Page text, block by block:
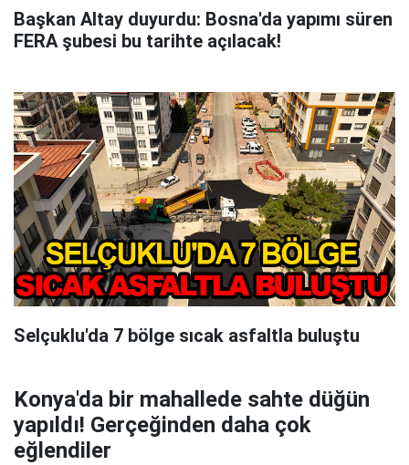
Başkan Altay duyurdu: Bosna'da yapımı süren
FERA şubesi bu tarihte açılacak!
Selçuklu'da 7 bölge sıcak asfaltla buluştu
Konya'da bir mahallede sahte düğün
yapıldı! Gerçeğinden daha çok
eğlendiler